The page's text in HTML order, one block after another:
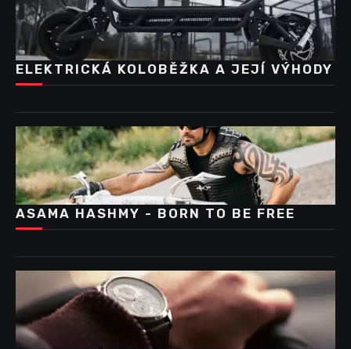
ELEKTRICKÁ KOLOBĚŽKA A JEJÍ VÝHODY
ASAMA HASHMY - BORN TO BE FREE